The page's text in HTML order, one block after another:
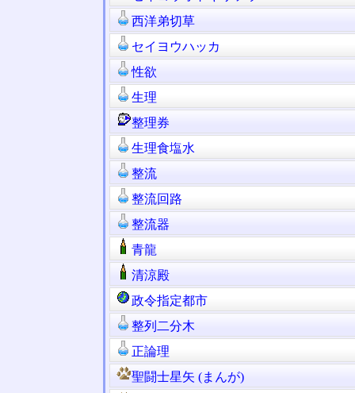
西洋弟切草
セイヨウハッカ
性欲
生理
整理券
生理食塩水
整流
整流回路
整流器
青龍
清涼殿
政令指定都市
整列二分木
正論理
聖闘士星矢 (まんが)